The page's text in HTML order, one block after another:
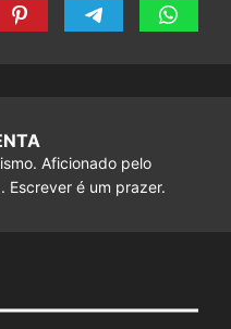
Aficionado pelo
Escrever é um prazer.